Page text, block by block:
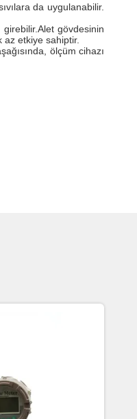
da uygulanabilir.
gövdesinin
etkiye sahiptir.
ölçüm cihazı